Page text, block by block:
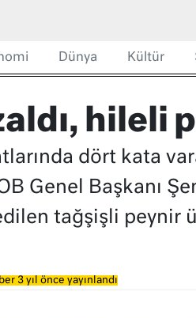
Dünya Kültür
hileli
dört kata
Genel Başkanı
tağşişli peynir
3 yıl önce yayınlandı